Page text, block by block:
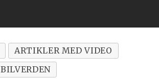
ARTIKLER MED VIDEO
BILVERDEN